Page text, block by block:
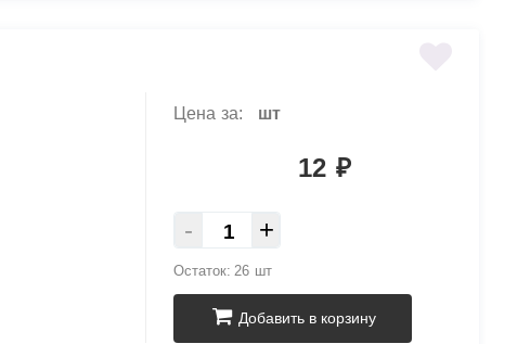
Цена за: шт
12 ₽
- +
Остаток: 26 шт
Добавить в корзину